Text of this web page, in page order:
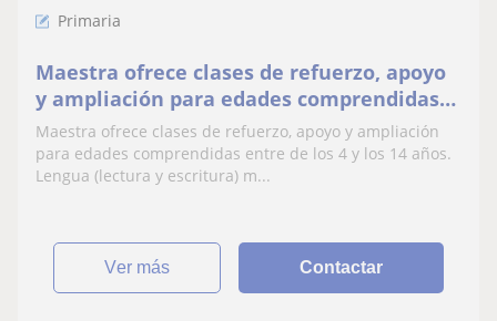
Primaria
Maestra ofrece clases de refuerzo, apoyo
y ampliación para edades comprendidas
entre de los 4 y los 14 años
Maestra ofrece clases de refuerzo, apoyo y ampliación
para edades comprendidas entre de los 4 y los 14 años.
Lengua (lectura y escritura) m...
ver más Contactar